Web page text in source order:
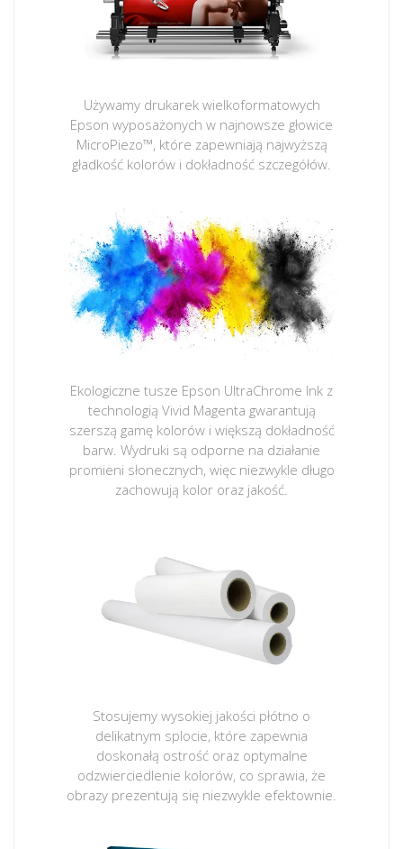
Używamy drukarek wielkoformatowych
Epson wyposażonych w najnowsze głowice
MicroPiezo™, które zapewniają najwyższą
gładkość kolorów i dokładność szczegółów.
Ekologiczne tusze Epson UltraChrome Ink z
technologią Vivid Magenta gwarantują
szerszą gamę kolorów i większą dokładność
barw. Wydruki są odporne na działanie
promieni słonecznych, więc niezwykle długo
zachowują kolor oraz jakość.
Stosujemy wysokiej jakości płótno o
delikatnym splocie, które zapewnia
doskonałą ostrość oraz optymalne
odzwierciedlenie kolorów, co sprawia, że
obrazy prezentują się niezwykle efektownie.